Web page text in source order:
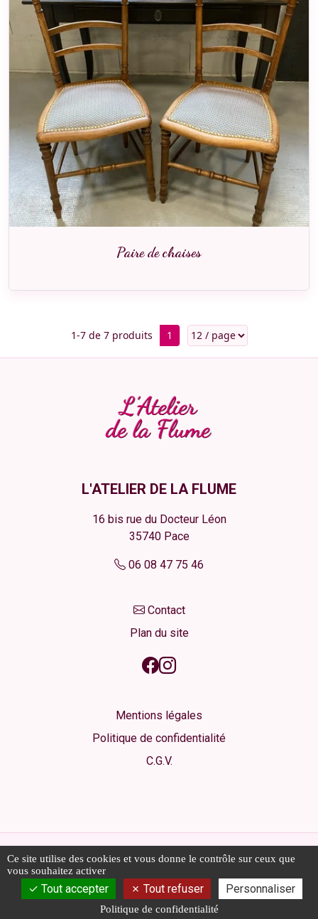
Paire de chaises
1-7 de 7 produits 1
L'ATELIER DE LA FLUME
16 bis rue du Docteur Léon
35740 Pace
06 08 47 75 46
Contact
Plan du site
Mentions légales
Politique de confidentialité
C.G.V.
Les photos sont des propriétés intellectuelles, toute
reproduction est interdite.
Ce site utilise des cookies et vous donne le contrôle sur ceux que
vous souhaitez activer
Tout accepter Tout refuser Personnaliser
Politique de confidentialité